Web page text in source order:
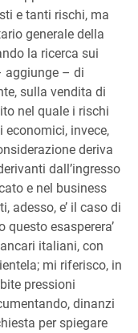
e tanti rischi, ma
generale della
la ricerca sui
aggiunge – di
sulla vendita di
nel quale i rischi
invece,
deriva
dall’ingresso
e nel business
adesso, e’ il caso di
questo esasperera’
italiani, con
mi riferisco, in
pressioni
dinanzi
per spiegare